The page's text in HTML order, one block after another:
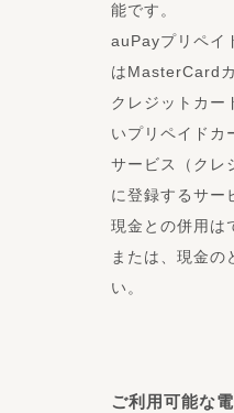
能です。
auPayプリペイ
はMasterCard
クレジットカー
いプリペイドカ
サービス（クレ
に登録するサー
現金との併用は
または、現金の
い。
ご利用可能な